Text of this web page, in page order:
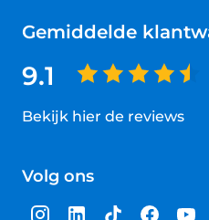
Gemiddelde
9.1
Bekijk hier de reviews
van
sterren
Volg ons